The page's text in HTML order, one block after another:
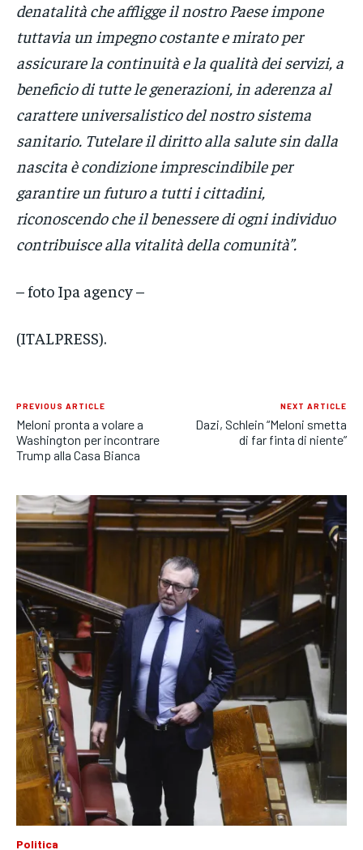
denatalità che affligge il nostro Paese impone
tuttavia un impegno costante e mirato per
assicurare la continuità e la qualità dei servizi, a
beneficio di tutte le generazioni, in aderenza al
carattere universalistico del nostro sistema
sanitario. Tutelare il diritto alla salute sin dalla
nascita è condizione imprescindibile per
garantire un futuro a tutti i cittadini,
riconoscendo che il benessere di ogni individuo
contribuisce alla vitalità della comunità”.
– foto Ipa agency –
(ITALPRESS).
PREVIOUS ARTICLE
Meloni pronta a volare a
Washington per incontrare
Trump alla Casa Bianca
NEXT ARTICLE
Dazi, Schlein “Meloni smetta
di far finta di niente”
Politica